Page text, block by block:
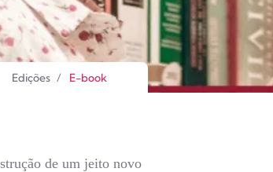
Edições / E-book
de um jeito novo